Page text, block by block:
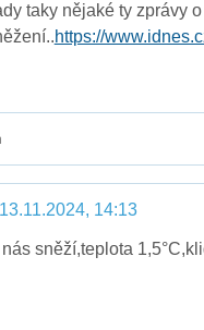
taky nějaké ty zprávy o
https://
14:13
sněží,teplota